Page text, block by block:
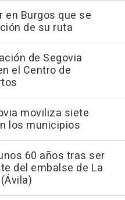
en Burgos que se
de su ruta
de Segovia
el Centro de
moviliza siete
los municipios
60 años tras ser
del embalse de La